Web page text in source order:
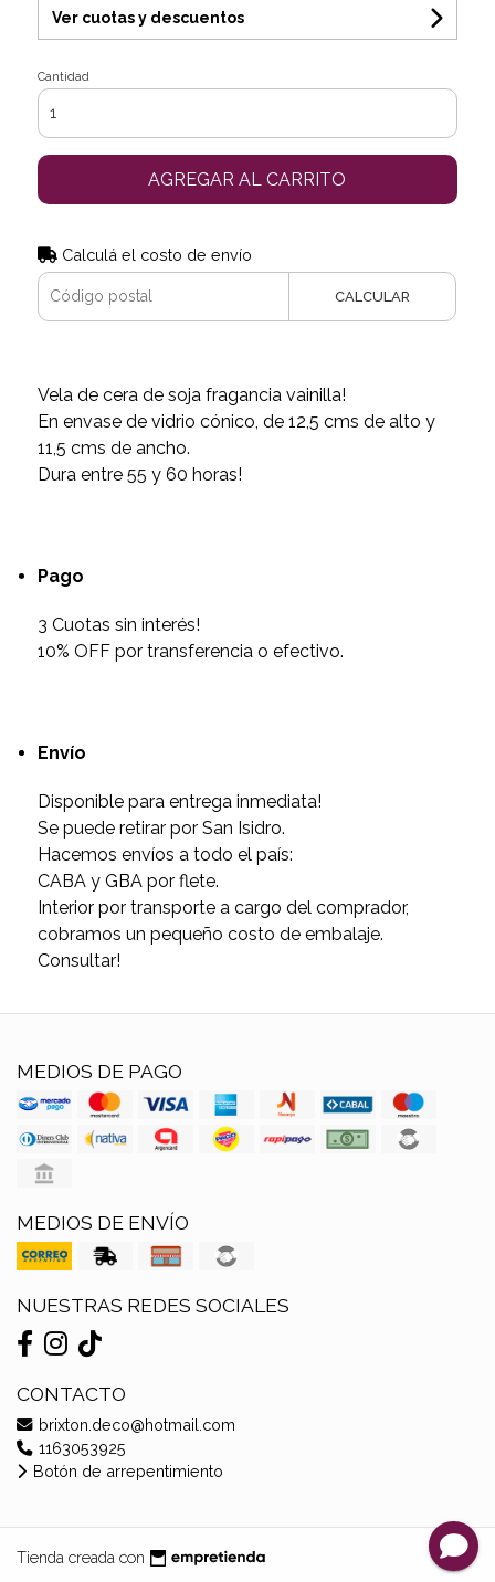
Ver cuotas y descuentos
Cantidad
AGREGAR AL CARRITO
Calculá el costo de envío
CALCULAR
Vela de cera de soja fragancia vainilla!
En envase de vidrio cónico, de 12,5 cms de alto y
11,5 cms de ancho.
Dura entre 55 y 60 horas!
Pago
3 Cuotas sin interés!
10% OFF por transferencia o efectivo.
Envío
Disponible para entrega inmediata!
Se puede retirar por San Isidro.
Hacemos envíos a todo el país:
CABA y GBA por flete.
Interior por transporte a cargo del comprador,
cobramos un pequeño costo de embalaje.
Consultar!
MEDIOS DE PAGO
MEDIOS DE ENVÍO
NUESTRAS REDES SOCIALES
CONTACTO
brixton.deco@hotmail.com
1163053925
Botón de arrepentimiento
Tienda creada con